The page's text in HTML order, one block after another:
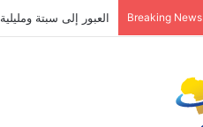
Breaking News مصطفى لخصم يتجه